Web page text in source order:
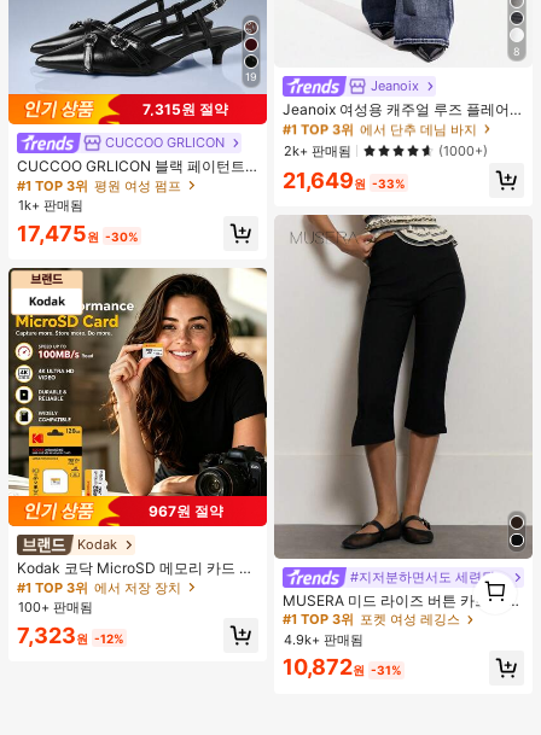
19
7,315원 절약
CUCCOO GRLICON
CUCCOO GRLICON 블랙 페이턴트
가죽 뾰족한 토 메탈 크리스크로스 스
트랩 더블 버클 장식 키튼 힐 뮬 슈즈,
쿨 걸즈를 위한 오토바이 스타일, 봄/
여름, 휴가, 여행, 2000년대 스타일에
적합
#1 TOP 3위 평원 여성 펌프
1k+ 판매됨
17,475원 -30%
967원 절약
Kodak
Kodak 코닥 MicroSD 메모리 카드 16
GB 32GB 64GB 128GB 256GB, Clas
s 10 U3 V30 A1 고속 TF 플래시 카
드, 100MB/S 읽기 속도, 4K Ultra HD
비디오 녹화 저장 카드, 휴대폰, 카메
라, 드론, 블랙박스, 보안 카메라 및 게
#1 TOP 3위 에서 저장 장치
100+ 판매됨
7,323원 -12%
8
Jeanoix
Jeanoix 여성용 캐주얼 루즈 플레어
레그 로우웨이스트 청바지
#1 TOP 3위 에서 단추 데님 바지
70+ 명 "충분한 길이"
#1 TOP 3위 에서 단추 데님 바지
70+ 명 "충분한 길이"
#1 TOP 3위 에서 단추 데님 바지
70+ 명 "충분한 길이"
70+ 명 "충분한 길이"
2k+ 판매됨 (1000+)
21,649원 -33%
#지저분하면서도 세련된 스타일
MUSERA 미드 라이즈 버튼 카프리 레
깅스 여름 휴가 Y2k 우아한 귀여운 캐
주얼 섹시 컬렉티브 개학 바지 봄 비즈
니스
#1 TOP 3위 포켓 여성 레깅스
110+ 명 "좋아함"
#1 TOP 3위 포켓 여성 레깅스
110+ 명 "좋아함"
#1 TOP 3위 포켓 여성 레깅스
110+ 명 "좋아함"
#1 TOP 3위
110+ 명 "좋아함"
4.9k+ 판매됨
10,872원 -31%
1